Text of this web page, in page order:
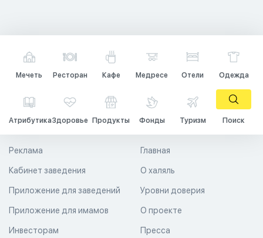
Мечеть Ресторан Кафе Медресе Отели Одежда
АтрибутикаЗдоровье Продукты Фонды Туризм Поиск
Главная
О халяль
Уровни доверия
Реклама
Кабинет заведения
Приложение для заведений
Приложение для имамов О проекте
Пресса
Инвесторам